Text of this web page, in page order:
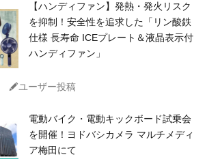
【ハンディファン】発熱・発火リスク
を抑制！安全性を追求した「リン酸鉄
仕様 長寿命 ICEプレート＆液晶表示付
ハンディファン」
Cユーザー投稿
電動バイク・電動キックボード試乗会
を開催！ヨドバシカメラ マルチメディ
ア梅田にて